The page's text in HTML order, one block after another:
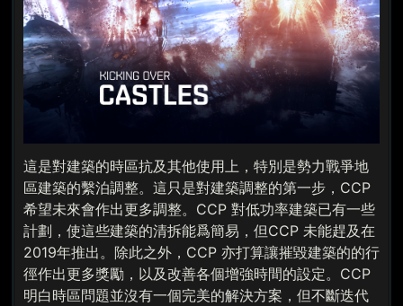
這是對建築的時區抗及其他使用上，特別是勢力戰爭地
區建築的繫泊調整。這只是對建築調整的第一步，CCP
希望未來會作出更多調整。CCP 對低功率建築已有一些
計劃，使這些建築的清拆能爲簡易，但CCP 未能趕及在
2019年推出。除此之外，CCP 亦打算讓摧毀建築的的行
徑作出更多獎勵，以及改善各個增強時間的設定。CCP
明白時區問題並沒有一個完美的解決方案，但不斷迭代